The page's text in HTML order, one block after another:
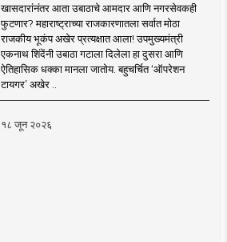
खासदारांनंतर आता उबाठाचे आमदार आणि नगरसेवकही
फुटणार? महाराष्ट्राच्या राजकारणातला सर्वात मोठा
राजकीय भूकंप अखेर प्रत्यक्षात आला! उपमुख्यमंत्री
एकनाथ शिंदेंनी उबाठा गटाला दिलेला हा दुसरा आणि
ऐतिहासिक धक्का मानला जातोय. बहुचर्चित ‘ऑपरेशन
टायगर’ अखेर ..
१८ जून २०२६